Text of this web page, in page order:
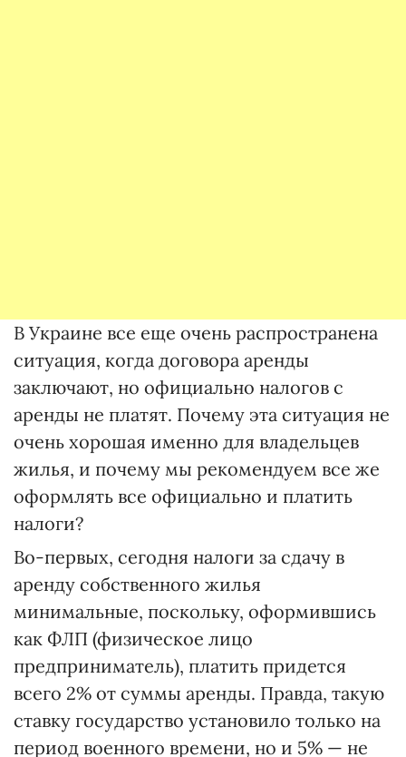
В Украине все еще очень распространена
ситуация, когда договора аренды
заключают, но официально налогов с
аренды не платят. Почему эта ситуация не
очень хорошая именно для владельцев
жилья, и почему мы рекомендуем все же
оформлять все официально и платить
налоги?
Во-первых, сегодня налоги за сдачу в
аренду собственного жилья
минимальные, поскольку, оформившись
как ФЛП (физическое лицо
предприниматель), платить придется
всего 2% от суммы аренды. Правда, такую
ставку государство установило только на
период военного времени, но и 5% — не